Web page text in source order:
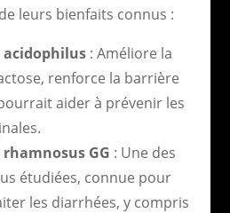
leurs bienfaits connus :
: Améliore la
renforce la barrière
aider à prévenir les
GG : Une des
étudiées, connue pour
les diarrhées, y compris